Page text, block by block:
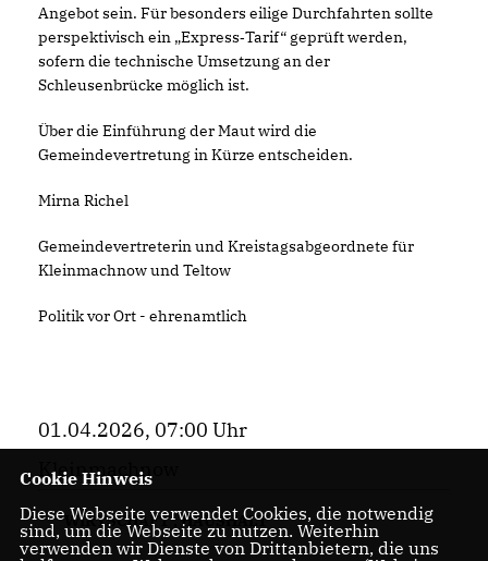
Angebot sein. Für besonders eilige Durchfahrten sollte
perspektivisch ein „Express‑Tarif“ geprüft werden,
sofern die technische Umsetzung an der
Schleusenbrücke möglich ist.
Über die Einführung der Maut wird die
Gemeindevertretung in Kürze entscheiden.
Mirna Richel
Gemeindevertreterin und Kreistagsabgeordnete für
Kleinmachnow und Teltow
Politik vor Ort - ehrenamtlich
01.04.2026, 07:00 Uhr
Kleinmachnow
WIRTSCHAFT,HAUSHALT
Cookie Hinweis
Diese Webseite verwendet Cookies, die notwendig
sind, um die Webseite zu nutzen. Weiterhin
verwenden wir Dienste von Drittanbietern, die uns